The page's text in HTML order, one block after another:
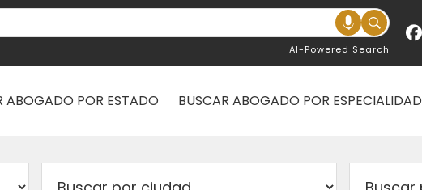
AI-Powered Search
ABOGADO POR ESTADO BUSCAR ABOGADO POR ESPECIALIDAD